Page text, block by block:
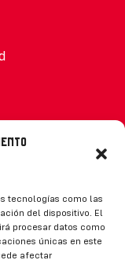
tecnologías como las
del dispositivo. El
procesar datos como
únicas en este
afectar